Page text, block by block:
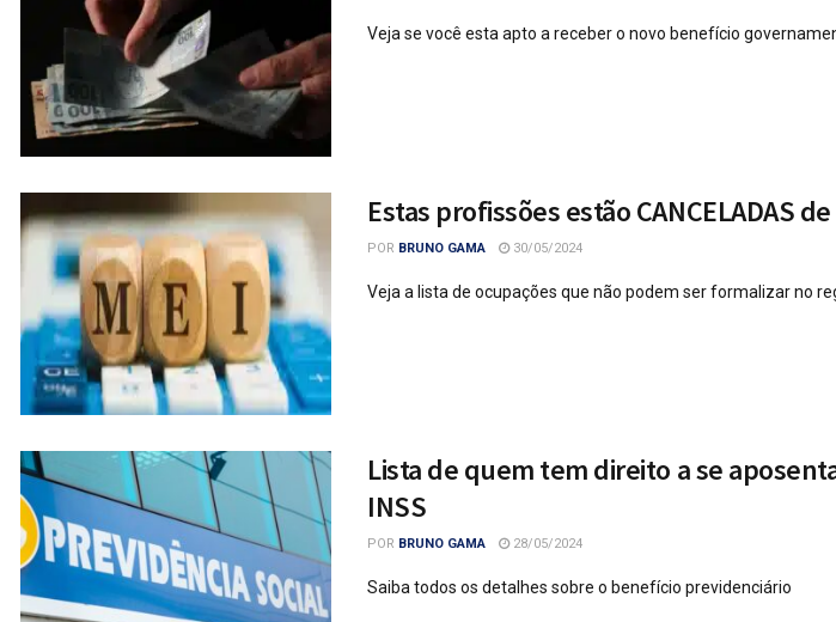
Veja se você esta apto a receber o novo benefício
Estas profissões estão CANCELADAS
POR BRUNO GAMA 30/05/2024
Veja a lista de ocupações que não podem ser formalizar no
Lista de quem tem direito a se
INSS
POR BRUNO GAMA 28/05/2024
Saiba todos os detalhes sobre o benefício previdenciário